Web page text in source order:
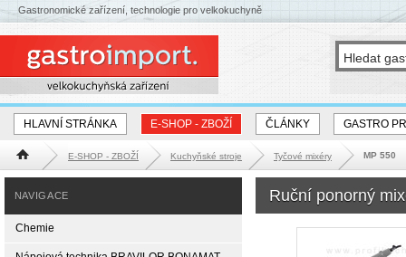
HLAVNÍ STRÁNKA E-SHOP - ZBOŽÍ ČLÁNKY GASTRO
Hlavní stránka E-SHOP - ZBOŽÍ Kuchyňské stroje Tyčové mixéry MP 550
Ruční ponorný
NAVIGACE
Chemie
Gastronomické zařízení, technologie pro velkokuchyně